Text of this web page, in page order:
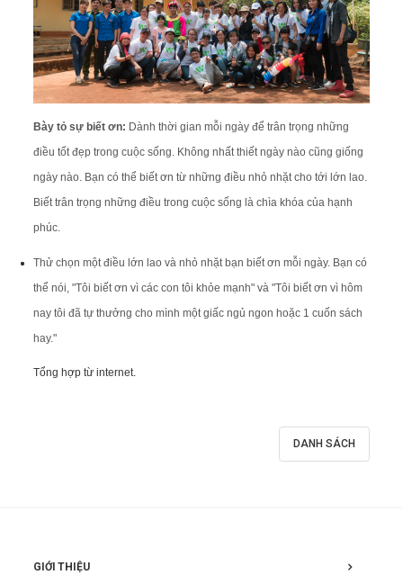
Bày tỏ sự biết ơn: Dành thời gian mỗi ngày để trân trọng những
điều tốt đẹp trong cuộc sống. Không nhất thiết ngày nào cũng giống
ngày nào. Bạn có thể biết ơn từ những điều nhỏ nhặt cho tới lớn lao.
Biết trân trọng những điều trong cuộc sống là chìa khóa của hạnh
phúc.
Thử chọn một điều lớn lao và nhỏ nhặt bạn biết ơn mỗi ngày. Bạn có
thể nói, "Tôi biết ơn vì các con tôi khỏe mạnh" và "Tôi biết ơn vì hôm
nay tôi đã tự thưởng cho mình một giấc ngủ ngon hoặc 1 cuốn sách
hay."
Tổng hợp từ internet.
DANH SÁCH
GIỚI THIỆU